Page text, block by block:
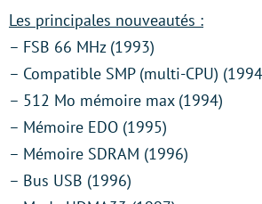
Les principales nouveautés :
– FSB 66 MHz (1993)
– Compatible SMP (multi-CPU)
– 512 Mo mémoire max (1994)
– Mémoire EDO (1995)
– Mémoire SDRAM (1996)
– Bus USB (1996)